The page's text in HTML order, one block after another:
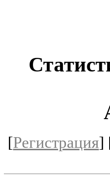
[Регистрация]